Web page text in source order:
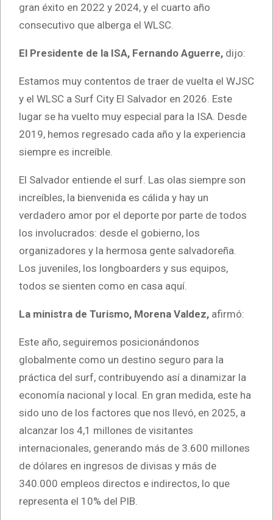
gran éxito en 2022 y 2024, y el cuarto año
consecutivo que alberga el WLSC.
El Presidente de la ISA, Fernando Aguerre, dijo:
Estamos muy contentos de traer de vuelta el WJSC
y el WLSC a Surf City El Salvador en 2026. Este
lugar se ha vuelto muy especial para la ISA. Desde
2019, hemos regresado cada año y la experiencia
siempre es increíble.
El Salvador entiende el surf. Las olas siempre son
increíbles, la bienvenida es cálida y hay un
verdadero amor por el deporte por parte de todos
los involucrados: desde el gobierno, los
organizadores y la hermosa gente salvadoreña.
Los juveniles, los longboarders y sus equipos,
todos se sienten como en casa aquí.
La ministra de Turismo, Morena Valdez, afirmó:
Este año, seguiremos posicionándonos
globalmente como un destino seguro para la
práctica del surf, contribuyendo así a dinamizar la
economía nacional y local. En gran medida, este ha
sido uno de los factores que nos llevó, en 2025, a
alcanzar los 4,1 millones de visitantes
internacionales, generando más de 3.600 millones
de dólares en ingresos de divisas y más de
340.000 empleos directos e indirectos, lo que
representa el 10% del PIB.